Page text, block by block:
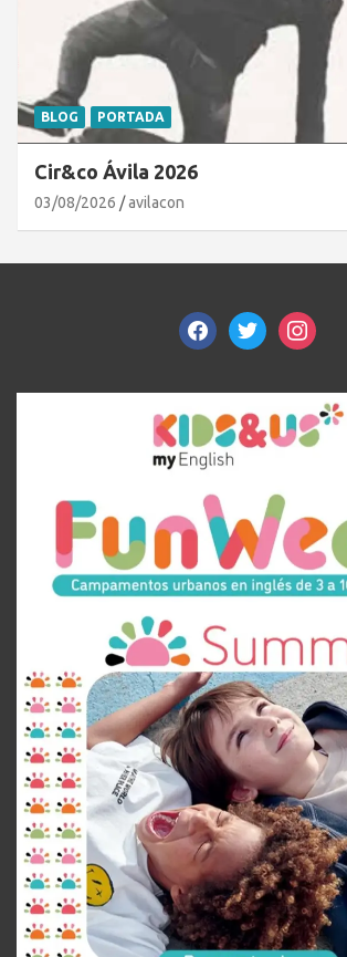
BLOG PORTADA
Cir&co Ávila 2026
03/08/2026 avilacon
facebooktwitterinstagram